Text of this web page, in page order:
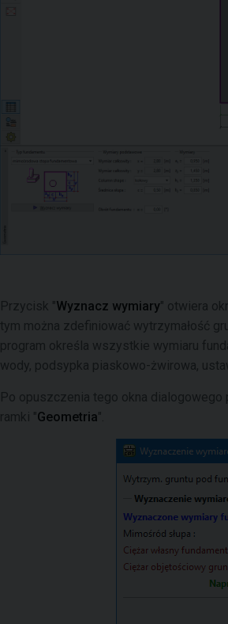
Przycisk "Wyznacz wymiary" otwiera
tym można zdefiniować wytrzymałość
program określa wszystkie wymiaru
wody, podsypka piaskowo-żwirowa,
Po opuszczenia tego okna
ramki "Geometria".